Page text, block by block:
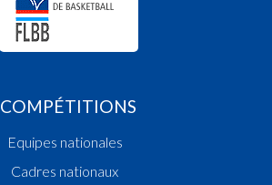
COMPÉTITIONS
Equipes nationales
Cadres nationaux